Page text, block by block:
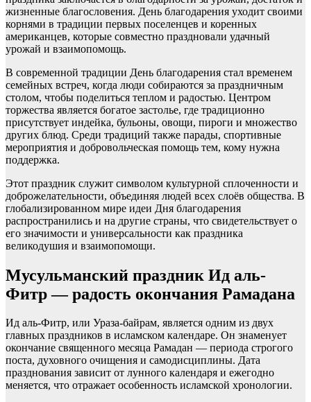
жизненные благословения. День благодарения уходит своими
корнями в традиции первых поселенцев и коренных
американцев, которые совместно праздновали удачный
урожай и взаимопомощь.
В современной традиции День благодарения стал временем
семейных встреч, когда люди собираются за праздничным
столом, чтобы поделиться теплом и радостью. Центром
торжества является богатое застолье, где традиционно
присутствует индейка, бульоны, овощи, пироги и множество
других блюд. Среди традиций также парады, спортивные
мероприятия и добровольческая помощь тем, кому нужна
поддержка.
Этот праздник служит символом культурной сплоченности и
доброжелательности, объединяя людей всех слоёв общества. В
глобализированном мире идеи Дня благодарения
распространились и на другие страны, что свидетельствует о
его значимости и универсальности как праздника
великодушия и взаимопомощи.
Мусульманский праздник Ид аль-
Фитр — радость окончания Рамадана
Ид аль-Фитр, или Ураза-байрам, является одним из двух
главных праздников в исламском календаре. Он знаменует
окончание священного месяца Рамадан — периода строгого
поста, духовного очищения и самодисциплины. Дата
празднования зависит от лунного календаря и ежегодно
меняется, что отражает особенность исламской хронологии.